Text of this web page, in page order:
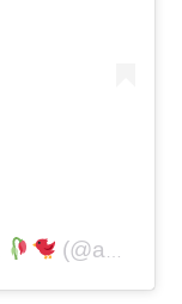
(@anupamaa.maan_)